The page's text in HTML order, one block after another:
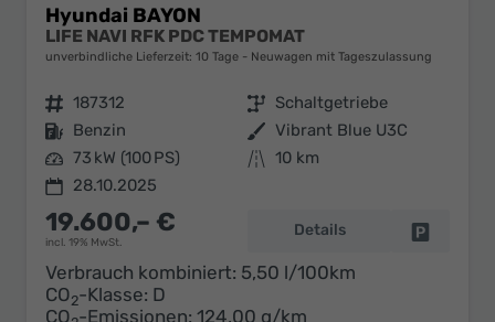
Hyundai BAYON
LIFE NAVI RFK PDC TEMPOMAT
unverbindliche Lieferzeit: 10 Tage Neuwagen mit Tageszulassung
Fahrzeugnr. 187312 Getriebe Schaltgetriebe
Kraftstoff Benzin Außenfarbe Vibrant Blue U3C
Leistung 73 kW (100 PS) Kilometerstand 10 km
28.10.2025
19.600,– €
incl. 19% MwSt.
Details
Verbrauch kombiniert: 5,50 l/100km
CO2-Klasse: D
CO -Emissionen: 124,00 g/km